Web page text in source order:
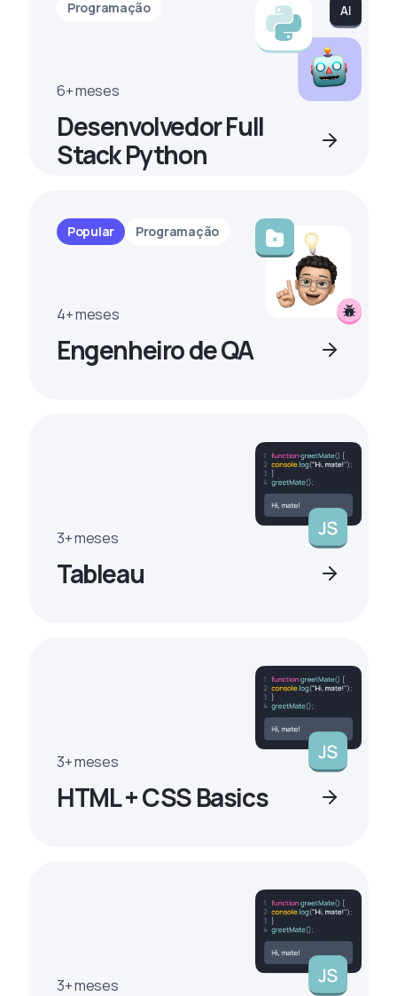
Programação
6+ meses
Desenvolvedor Full
Stack Python
Popular Programação
4+ meses
Engenheiro de QA
3+ meses
Tableau
3+ meses
HTML + CSS Basics
3+ meses